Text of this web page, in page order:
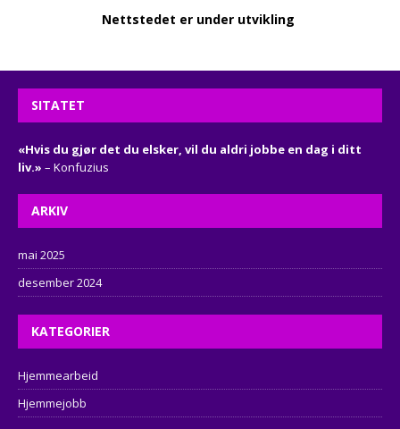
Nettstedet er under utvikling
SITATET
«Hvis du gjør det du elsker, vil du aldri jobbe en dag i ditt
liv.» – Konfuzius
ARKIV
mai 2025
desember 2024
KATEGORIER
Hjemmearbeid
Hjemmejobb